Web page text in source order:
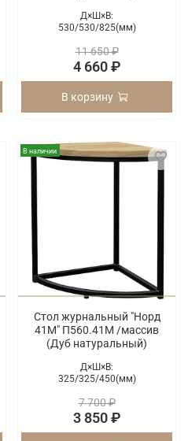
Д×Ш×В:
530/530/825(мм)
11 650 ₽
4 660 ₽
В корзину
В наличии
Стол журнальный "Норд
41М" П560.41М /массив
(Дуб натуральный)
Д×Ш×В:
325/325/450(мм)
7 700 ₽
3 850 ₽